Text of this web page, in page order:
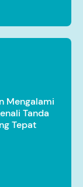
Mengalami
Tanda
Tepat